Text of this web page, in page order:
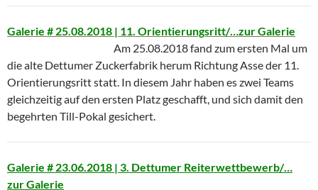
Galerie # 25.08.2018 | 11. Orientierungsritt/…zur Galerie
Am 25.08.2018 fand zum ersten Mal um
die alte Dettumer Zuckerfabrik herum Richtung Asse der 11.
Orientierungsritt statt. In diesem Jahr haben es zwei Teams
gleichzeitig auf den ersten Platz geschafft, und sich damit den
begehrten Till-Pokal gesichert.
Galerie # 23.06.2018 | 3. Dettumer Reiterwettbewerb/…
zur Galerie